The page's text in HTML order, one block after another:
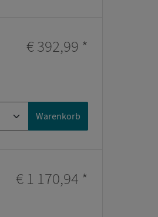
€ 392,99 *
Warenkorb
€ 1 170,94 *